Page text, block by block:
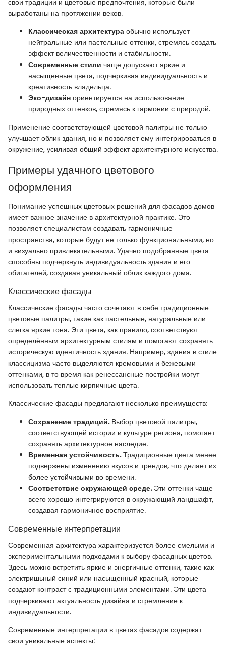
свои традиции и цветовые предпочтения, которые были
выработаны на протяжении веков.
Классическая архитектура обычно использует
нейтральные или пастельные оттенки, стремясь создать
эффект величественности и стабильности.
Современные стили чаще допускают яркие и
насыщенные цвета, подчеркивая индивидуальность и
креативность владельца.
Эко-дизайн ориентируется на использование
природных оттенков, стремясь к гармонии с природой.
Применение соответствующей цветовой палитры не только
улучшает облик здания, но и позволяет ему интегрироваться в
окружение, усиливая общий эффект архитектурного искусства.
Примеры удачного цветового
оформления
Понимание успешных цветовых решений для фасадов домов
имеет важное значение в архитектурной практике. Это
позволяет специалистам создавать гармоничные
пространства, которые будут не только функциональными, но
и визуально привлекательными. Удачно подобранные цвета
способны подчеркнуть индивидуальность здания и его
обитателей, создавая уникальный облик каждого дома.
Классические фасады
Классические фасады часто сочетают в себе традиционные
цветовые палитры, такие как пастельные, натуральные или
слегка яркие тона. Эти цвета, как правило, соответствуют
определённым архитектурным стилям и помогают сохранять
историческую идентичность здания. Например, здания в стиле
классицизма часто выделяются кремовыми и бежевыми
оттенками, в то время как ренессансные постройки могут
использовать теплые кирпичные цвета.
Классические фасады предлагают несколько преимуществ:
Сохранение традиций.Выбор цветовой палитры,
соответствующей истории и культуре региона, помогает
сохранять архитектурное наследие.
Временная устойчивость.Традиционные цвета менее
подвержены изменению вкусов и трендов, что делает их
более устойчивыми во времени.
Соответствие окружающей среде.Эти оттенки чаще
всего хорошо интегрируются в окружающий ландшафт,
создавая гармоничное восприятие.
Современные интерпретации
Современная архитектура характеризуется более смелыми и
экспериментальными подходами к выбору фасадных цветов.
Здесь можно встретить яркие и энергичные оттенки, такие как
электришьный синий или насыщенный красный, которые
создают контраст с традиционными элементами. Эти цвета
подчеркивают актуальность дизайна и стремление к
индивидуальности.
Современные интерпретации в цветах фасадов содержат
свои уникальные аспекты: